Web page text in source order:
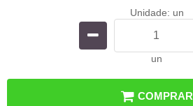
Unidade: un
un
COMPRAR